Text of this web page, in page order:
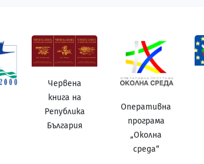
Червена
книга на
Република
България
Оперативна
програма
„Околна
среда“